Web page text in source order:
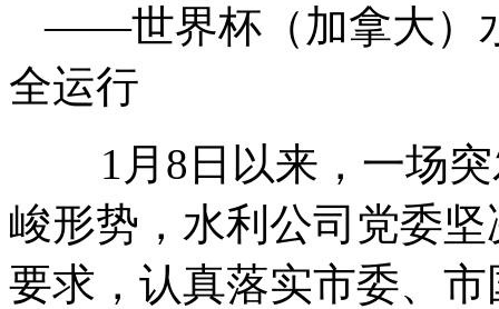
——世界杯（加拿大）
全运行
1月8日以来，一场突
峻形势，水利公司党委
要求，认真落实市委、